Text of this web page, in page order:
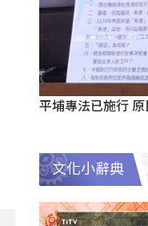
平埔專法已施行
文化小辭典